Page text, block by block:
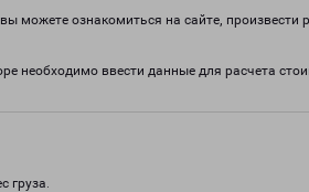
можете ознакомиться на сайте,
необходимо ввести данные для расчета
груза.